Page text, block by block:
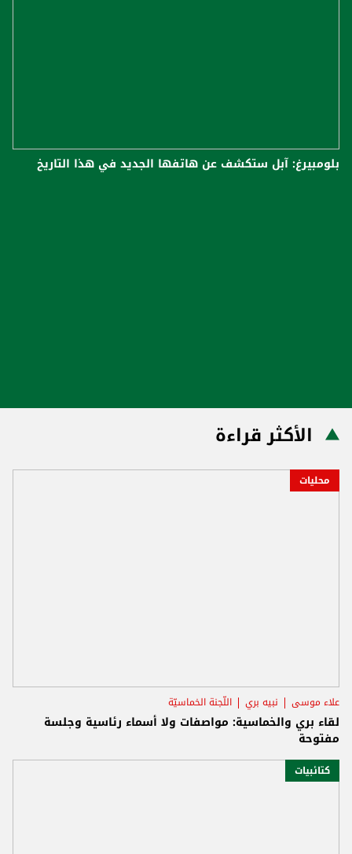
بلومبيرغ: آبل ستكشف عن هاتفها الجديد في هذا التاريخ
الأكثر قراءة
محليات
علاء موسى نبيه بري اللّجنة الخماسيّة
لقاء بري والخماسية: مواصفات ولا أسماء رئاسية وجلسة
مفتوحة
كتائبيات